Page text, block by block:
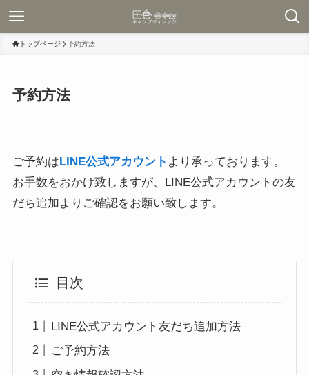
トップページ 予約方法
予約方法
ご予約はLINE公式アカウント より承っております。
お手数をおかけ致しますが、LINE公式アカウントの友
だち追加よりご確認をお願い致します。
目次
LINE公式アカウント友だち追加方法
ご予約方法